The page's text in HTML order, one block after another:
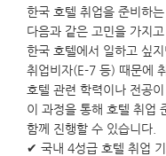
한국 호텔 취업을 준비하
다음과 같은 고민을 가지고
한국 호텔에서 일하고 싶
취업비자(E-7 등) 때문에
호텔 관련 학력이나 전공
이 과정을 통해 호텔 취업
함께 진행할 수 있습니다.
✔ 국내 4성급 호텔 취업 기